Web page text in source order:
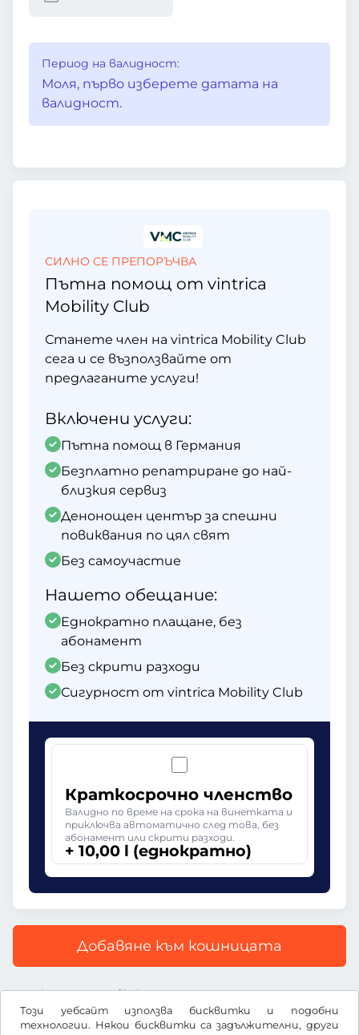
Този уебсайт използва бисквитки и подобни
технологии. Някои бисквитки са задължителни, други
Период на валидност:
Моля, първо изберете датата на
валидност.
СИЛНО СЕ ПРЕПОРЪЧВА
Пътна помощ от vintrica
Mobility Club
Станете член на vintrica Mobility Club
сега и се възползвайте от
предлаганите услуги!
Включени услуги:
Пътна помощ в Германия
Безплатно репатриране до най-
близкия сервиз
Денонощен център за спешни
повиквания по цял свят
Без самоучастие
Нашето обещание:
Еднократно плащане, без
абонамент
Без скрити разходи
Сигурност от vintrica Mobility Club
Краткосрочно членство
Валидно по време на срока на винетката и
приключва автоматично след това, без
абонамент или скрити разходи.
+ 10,00 l (еднократно)
Добавяне към кошницата
Всички цени са с включен ДДС